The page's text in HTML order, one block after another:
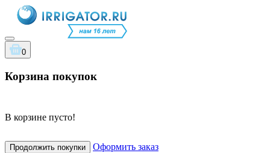
0
Корзина покупок
В корзине пусто!
Продолжить покупки Оформить заказ